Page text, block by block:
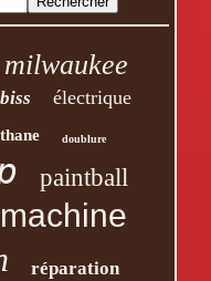
milwaukee
électrique
doublure
paintball
machine
réparation